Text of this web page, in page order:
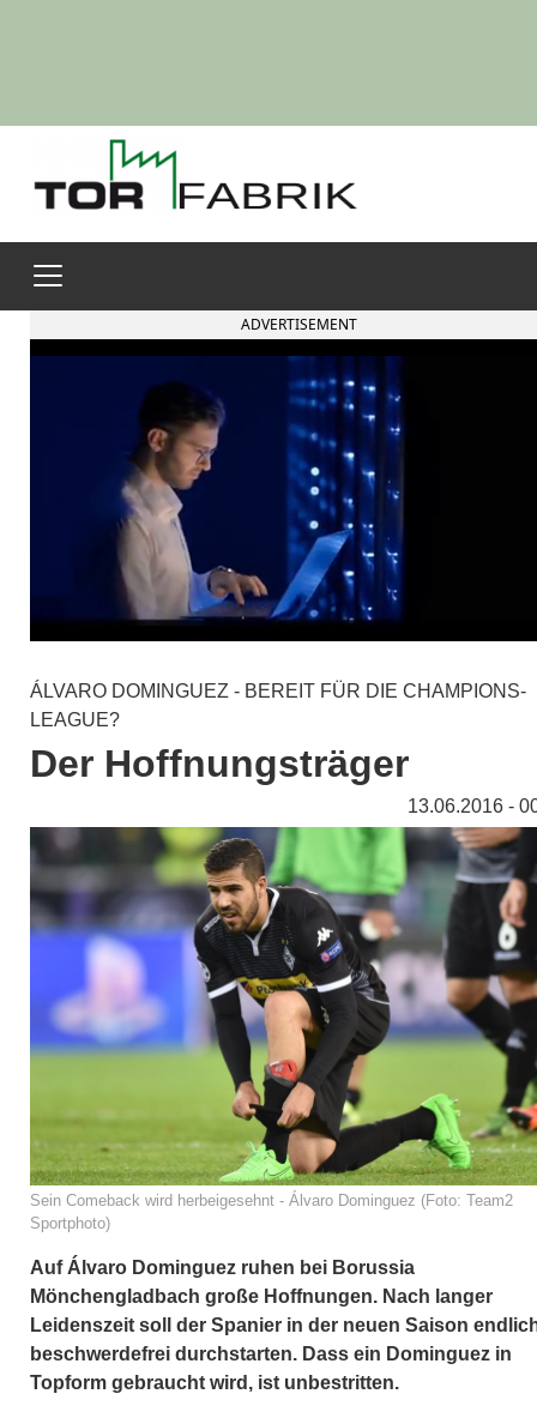
ADVERTISEMENT
ÁLVARO DOMINGUEZ - BEREIT FÜR DIE CHAMPIONS-
LEAGUE?
Der Hoffnungsträger
13.06.2016 -
Sein Comeback wird herbeigesehnt - Álvaro Dominguez (Foto: Team2
Sportphoto)
Auf Álvaro Dominguez ruhen bei Borussia
Mönchengladbach große Hoffnungen. Nach langer
Leidenszeit soll der Spanier in der neuen Saison
beschwerdefrei durchstarten. Dass ein Dominguez in
Topform gebraucht wird, ist unbestritten.